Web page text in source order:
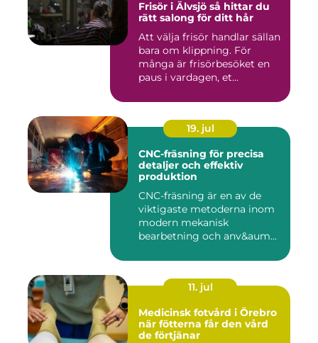
Frisör i Älvsjö så hittar du
rätt salong för ditt hår
Att välja frisör handlar sällan
bara om klippning. För
många är frisörbesöket en
paus i vardagen, et...
19. jul
CNC-fräsning för precisa
detaljer och effektiv
produktion
CNC-fräsning är en av de
viktigaste metoderna inom
modern mekanisk
bearbetning och anv&aum...
11. jul
Medicinsk fotvård i Örebro
när fötterna får den vård
de förtjänar